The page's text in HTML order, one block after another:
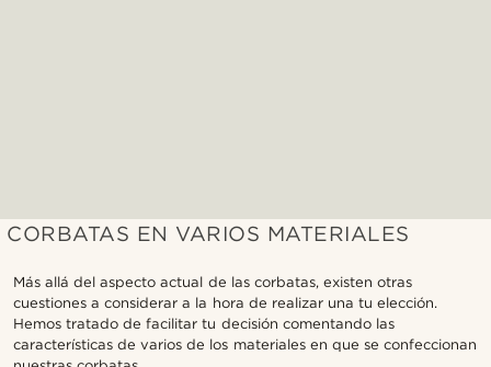
CORBATAS EN VARIOS MATERIALES
Más allá del aspecto actual de las corbatas, existen otras
cuestiones a considerar a la hora de realizar una tu elección.
Hemos tratado de facilitar tu decisión comentando las
características de varios de los materiales en que se confeccionan